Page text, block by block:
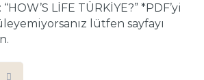
LİFE TÜRKİYE?” *PDF’yi
lütfen sayfayı